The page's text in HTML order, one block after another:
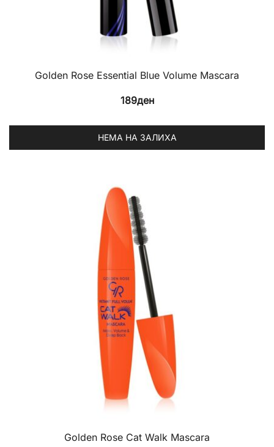
Golden Rose Essential Blue Volume Mascara
189ден
НЕМА НА ЗАЛИХА
Golden Rose Cat Walk Mascara